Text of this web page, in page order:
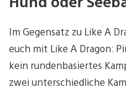
Im Gegensatz zu Like A
euch mit Like A Dragon:
kein rundenbasiertes
zwei unterschiedliche